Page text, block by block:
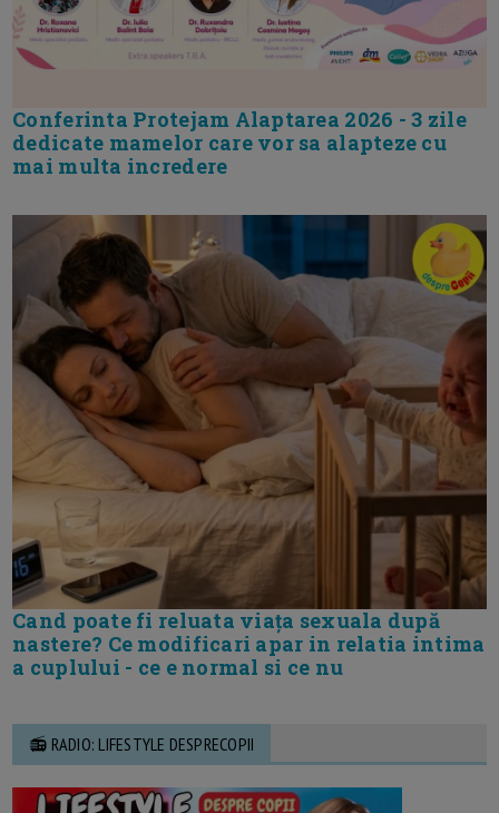
Conferinta Protejam Alaptarea 2026 - 3 zile
dedicate mamelor care vor sa alapteze cu
mai multa incredere
Cand poate fi reluata viața sexuala după
nastere? Ce modificari apar in relatia intima
a cuplului - ce e normal si ce nu
📻 RADIO: LIFESTYLE DESPRECOPII